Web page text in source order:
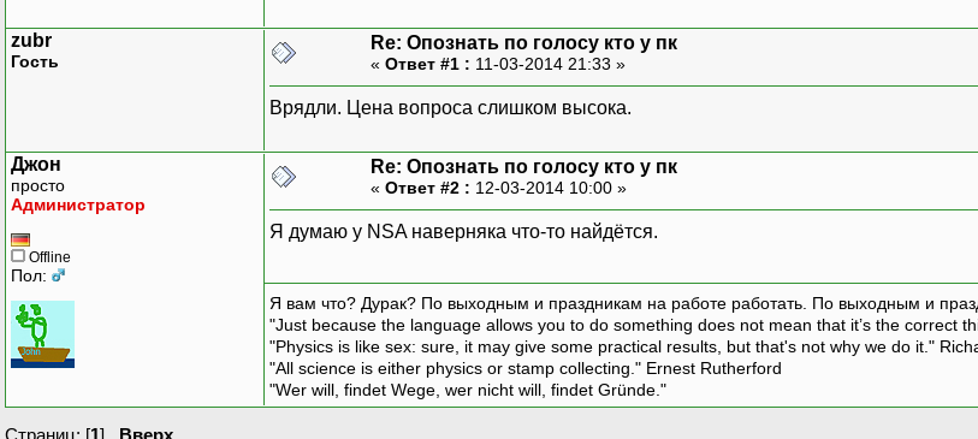
zubr
Гость
Re: Опознать по голосу кто у пк
« Ответ #1 : 11-03-2014 21:33 »
Врядли. Цена вопроса слишком высока.
Джон
просто
Администратор
Offline
Пол:
Re: Опознать по голосу кто у пк
« Ответ #2 : 12-03-2014 10:00 »
Я думаю у NSA наверняка что-то найдётся.
Я вам что? Дурак? По выходным и праздникам на работе работать. По выходным и
"Just because the language allows you to do something does not mean that it’s the correct
"Physics is like sex: sure, it may give some practical results, but that's not why we do it."
"All science is either physics or stamp collecting." Ernest Rutherford
"Wer will, findet Wege, wer nicht will, findet Gründe."
Страниц: [1] Вверх